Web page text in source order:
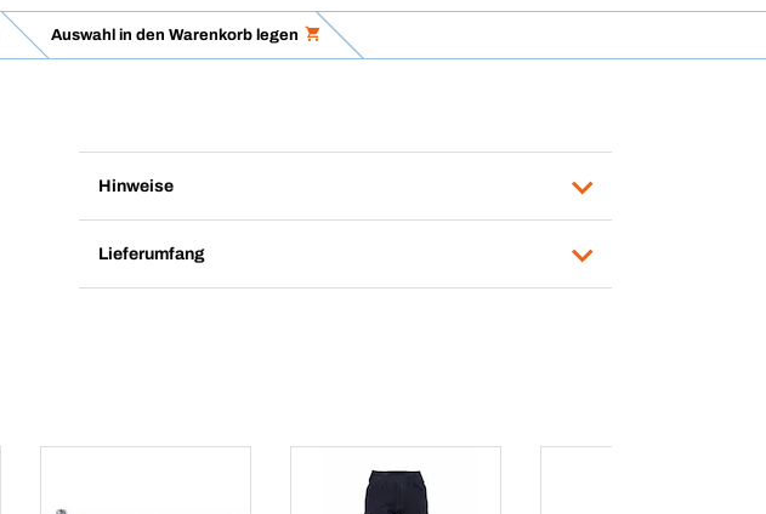
Auswahl in den Warenkorb legen
Hinweise
Lieferumfang